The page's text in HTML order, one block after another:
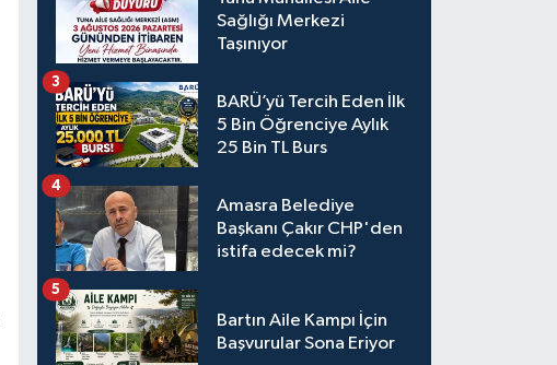
Sağlığı Merkezi
Taşınıyor
BARÜ’yü Tercih Eden İlk
5 Bin Öğrenciye Aylık
25 Bin TL Burs
3
Amasra Belediye
Başkanı Çakır CHP'den
istifa edecek mi?
4
Bartın Aile Kampı İçin
Başvurular Sona Eriyor
5